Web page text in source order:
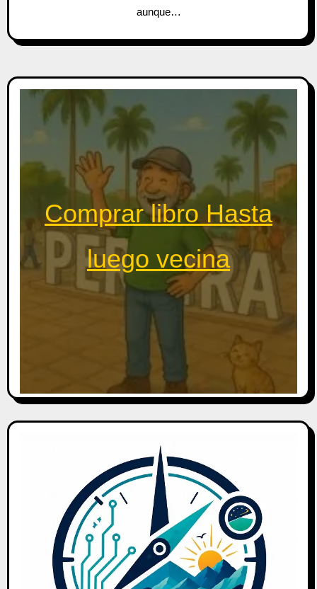
aunque…
Comprar libro Hasta
luego vecina